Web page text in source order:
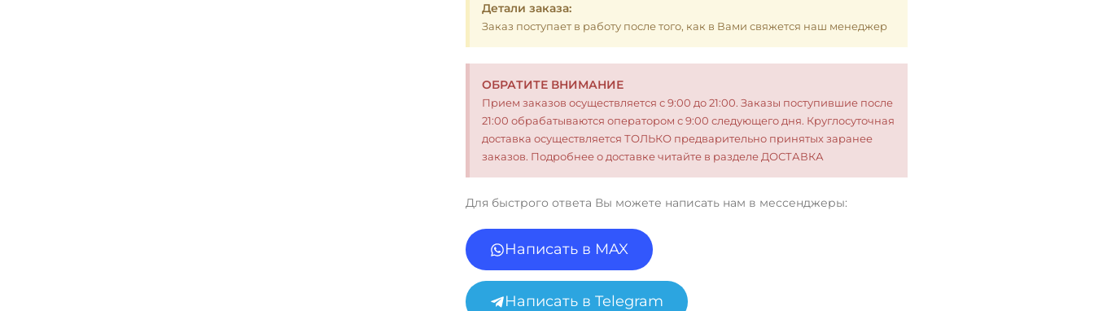
Детали заказа:
Заказ поступает в работу после того, как в Вами свяжется наш менеджер
ОБРАТИТЕ ВНИМАНИЕ
Прием заказов осуществляется с 9:00 до 21:00. Заказы поступившие после
21:00 обрабатываются оператором с 9:00 следующего дня. Круглосуточная
доставка осуществляется ТОЛЬКО предварительно принятых заранее
заказов. Подробнее о доставке читайте в разделе ДОСТАВКА
Для быстрого ответа Вы можете написать нам в мессенджеры:
Написать в MAX
Написать в Telegram